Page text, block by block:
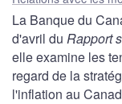
La Banque du
d'avril du Rapport
elle examine les
regard de la
l'inflation au